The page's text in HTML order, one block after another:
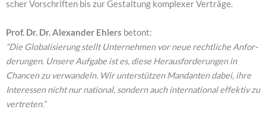
scher Vor­schrif­ten bis zur Gestal­tung kom­ple­xer Ver­trä­ge.
Prof. Dr. Dr. Alex­an­der Ehlers betont:
“Die Glo­ba­li­sie­rung stellt Unter­neh­men vor neue recht­li­che Anfor­
de­run­gen. Unse­re Auf­ga­be ist es, die­se Her­aus­for­de­run­gen in
Chan­cen zu ver­wan­deln. Wir unter­stüt­zen Man­dan­ten dabei, ihre
Inter­es­sen nicht nur natio­nal, son­dern auch inter­na­tio­nal effek­tiv zu
ver­tre­ten.”